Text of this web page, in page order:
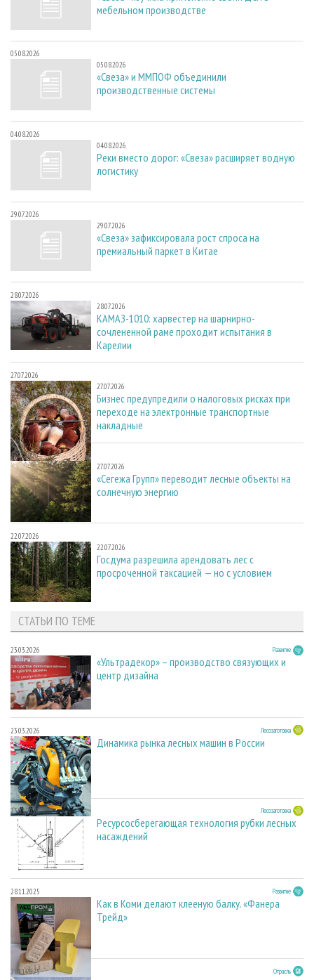
мебельном производстве
05.08.2026
05.08.2026
«Свеза» и ММПОФ объединили
производственные системы
04.08.2026
04.08.2026
Реки вместо дорог: «Свеза» расширяет водную
логистику
29.07.2026
29.07.2026
«Свеза» зафиксировала рост спроса на
премиальный паркет в Китае
28.07.2026
28.07.2026
КАМАЗ-1010: харвестер на шарнирно-
сочлененной раме проходит испытания в
Карелии
27.07.2026
27.07.2026
Бизнес предупредили о налоговых рисках при
переходе на электронные транспортные
накладные
27.07.2026
27.07.2026
«Сегежа Групп» переводит лесные объекты на
солнечную энергию
22.07.2026
22.07.2026
Госдума разрешила арендовать лес с
просроченной таксацией — но с условием
СТАТЬИ ПО ТЕМЕ
23.03.2026 Развитие
«Ультрадекор» – производство связующих и
центр дизайна
23.03.2026 Лесозаготовка
Динамика рынка лесных машин в России
23.03.2026 Лесозаготовка
Ресурсосберегающая технология рубки лесных
насаждений
28.11.2025 Развитие
Как в Коми делают клееную балку. «Фанера
Трейд»
28.11.2025 Отрасль